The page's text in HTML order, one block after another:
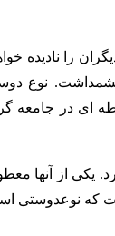
را نادیده
نوع
ای در جامعه
یکی از آنها
که نوعدوستی